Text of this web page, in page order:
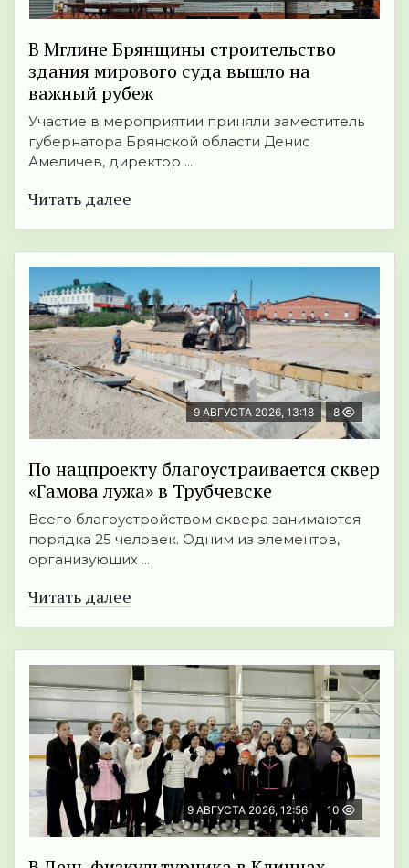
В Мглине Брянщины строительство
здания мирового суда вышло на
важный рубеж
Участие в мероприятии приняли заместитель
губернатора Брянской области Денис
Амеличев, директор ...
Читать далее
9 АВГУСТА 2026, 13:18 8
По нацпроекту благоустраивается сквер
«Гамова лужа» в Трубчевске
Всего благоустройством сквера занимаются
порядка 25 человек. Одним из элементов,
организующих ...
Читать далее
9 АВГУСТА 2026, 12:56 10